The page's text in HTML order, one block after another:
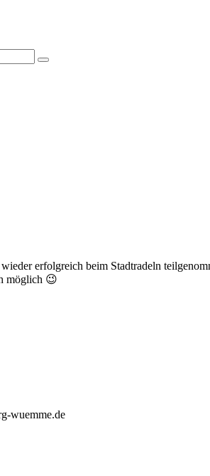
erfolgreich beim Stadtradeln
möglich 😉
wuemme.de